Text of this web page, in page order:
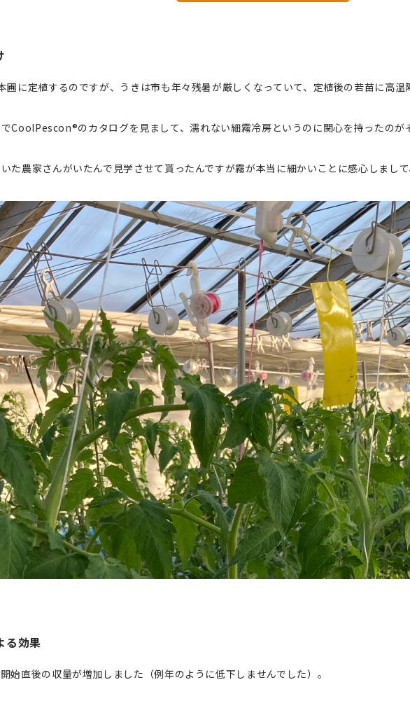
圃に定植するのですが、うきは市も年々残暑が厳しくなっていて、定植後の若苗に高温
CoolPescon®のカタログを見まして、濡れない細霧冷房というのに関心を持ったのが
た農家さんがいたんで見学させて貰ったんですが霧が本当に細かいことに感心しまして
る効果
始直後の収量が増加しました（例年のように低下しませんでした）。